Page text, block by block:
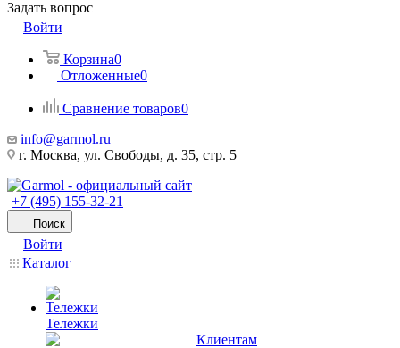
Задать вопрос
Войти
Корзина0
Отложенные0
Сравнение товаров0
info@garmol.ru
г. Москва, ул. Свободы, д. 35, стр. 5
+7 (495) 155-32-21
Поиск
Войти
Каталог
Тележки
Клиентам